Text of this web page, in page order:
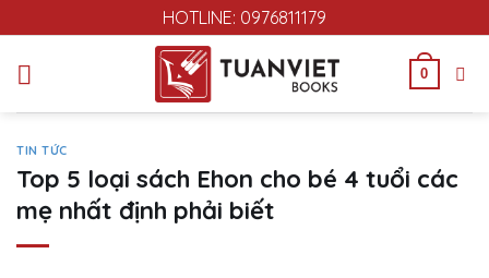
to
content
HOTLINE: 0976811179
0
TIN TỨC
Top 5 loại sách Ehon cho bé 4 tuổi các
mẹ nhất định phải biết